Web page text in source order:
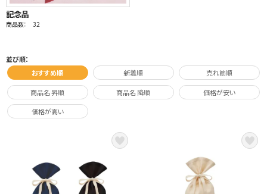
記念品
商品数： 32
並び順：
おすすめ順
新着順 売れ筋順
商品名 昇順 商品名 降順 価格が安い
価格が高い